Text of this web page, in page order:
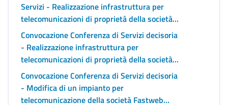
Umberto Maddalena n. 348, in area censita al
NCT foglio 58 particella 539 – NCEU Sez. SCA
foglio 58 particella 539 (Codice sito: Cod.
NA80137_010 - Nome sito: Napoli Cavalieri
di Malta)
Servizi - Realizzazione infrastruttura per
telecomunicazioni di proprietà della società
Iliad Italia S.p.A. in via Cimitero n. 4 (Codice
sito: NA80146_004 - Nome sito: NAPOLI
TROISI)
Convocazione Conferenza di Servizi decisoria
- Realizzazione infrastruttura per
telecomunicazioni di proprietà della società
Iliad Italia S.p.A. in Corso Secondigliano n.
525, in area censita al NCT foglio 7 particella
166 – NCEU Sez. SEC foglio 4 particella 494
Convocazione Conferenza di Servizi decisoria
- Modifica di un impianto per
telecomunicazione della società Fastweb